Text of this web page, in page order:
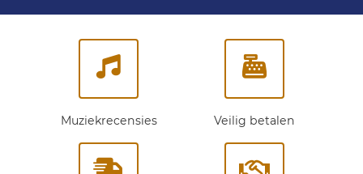
Muziekrecensies Veilig betalen